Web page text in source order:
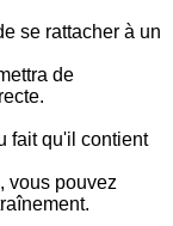
se rattacher à un
de
fait qu'il contient
vous pouvez